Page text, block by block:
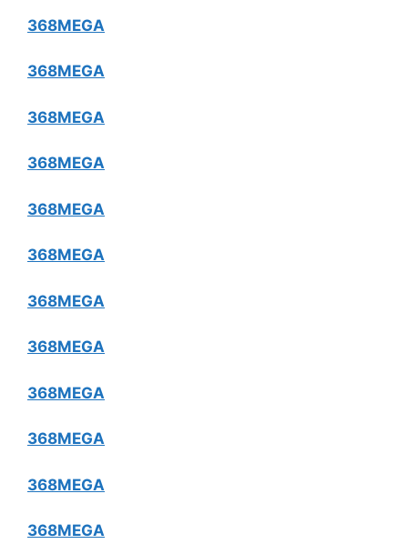
368MEGA
368MEGA
368MEGA
368MEGA
368MEGA
368MEGA
368MEGA
368MEGA
368MEGA
368MEGA
368MEGA
368MEGA